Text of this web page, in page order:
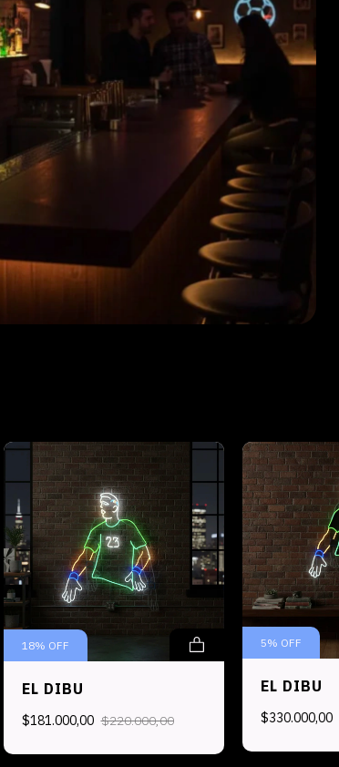
18% OFF
EL DIBU
$181.000,00 $220.000,00
5% OFF
EL DIBU
$330.000,00